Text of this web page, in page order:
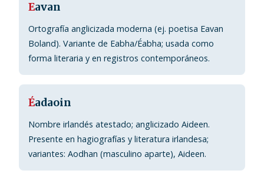
Eavan
Ortografía anglicizada moderna (ej. poetisa Eavan
Boland). Variante de Eabha/Éabha; usada como
forma literaria y en registros contemporáneos.
Éadaoin
Nombre irlandés atestado; anglicizado Aideen.
Presente en hagiografías y literatura irlandesa;
variantes: Aodhan (masculino aparte), Aideen.